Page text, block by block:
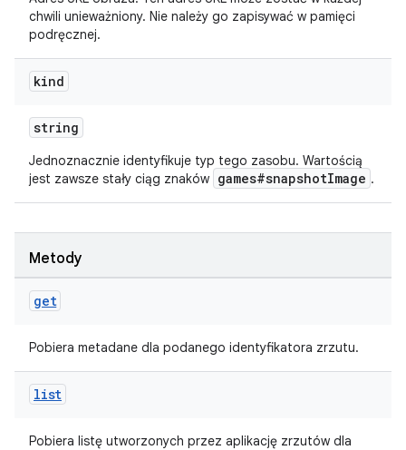
chwili unieważniony. Nie należy go zapisywać w pamięci
podręcznej.
kind
string
Jednoznacznie identyfikuje typ tego zasobu. Wartością
jest zawsze stały ciąg znaków games#snapshotImage .
Metody
get
Pobiera metadane dla podanego identyfikatora zrzutu.
list
Pobiera listę utworzonych przez aplikację zrzutów dla